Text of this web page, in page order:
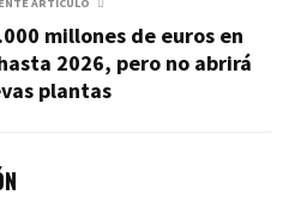
millones de euros en
2026, pero no abrirá
plantas